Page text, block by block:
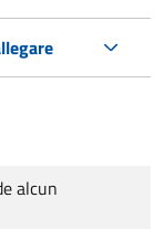
alcun